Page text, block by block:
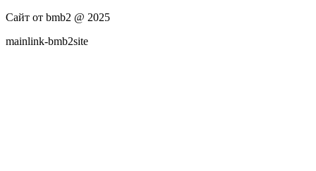
Сайт от bmb2 @ 2025
mainlink-bmb2site